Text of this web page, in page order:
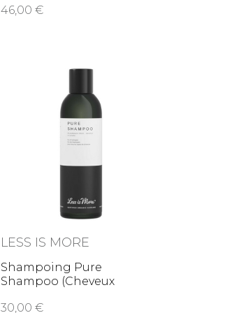
46,00
LESS IS MORE
Shampoing Pure
Shampoo (Cheveux
30,00